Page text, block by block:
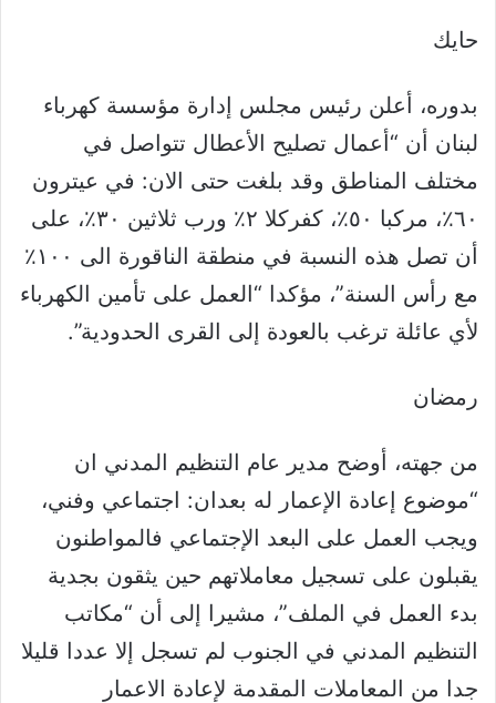
حايك
بدوره، أعلن رئيس مجلس إدارة مؤسسة كهرباء
لبنان أن “أعمال تصليح الأعطال تتواصل في
مختلف المناطق وقد بلغت حتى الان: في عيترون
٦٠٪؜، مركبا ٥٠٪؜، كفركلا ٢٪؜ ورب ثلاثين ٣٠٪، على
أن تصل هذه النسبة في منطقة الناقورة الى ١٠٠٪؜
مع رأس السنة”، مؤكدا “العمل على تأمين الكهرباء
لأي عائلة ترغب بالعودة إلى القرى الحدودية”.
رمضان
من جهته، أوضح مدير عام التنظيم المدني ان
“موضوع إعادة الإعمار له بعدان: اجتماعي وفني،
ويجب العمل على البعد الإجتماعي فالمواطنون
يقبلون على تسجيل معاملاتهم حين يثقون بجدية
بدء العمل في الملف”، مشيرا إلى أن “مكاتب
التنظيم المدني في الجنوب لم تسجل إلا عددا قليلا
جدا من المعاملات المقدمة لإعادة الاعمار